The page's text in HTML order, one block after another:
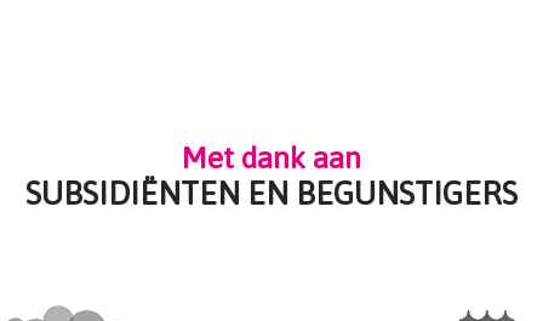
Met dank aan
SUBSIDIËNTEN EN BEGUNSTIGERS